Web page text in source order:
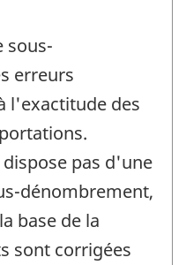
sous-
erreurs
l'exactitude des
pas d'une
dénombrement,
base de la
sont corrigées